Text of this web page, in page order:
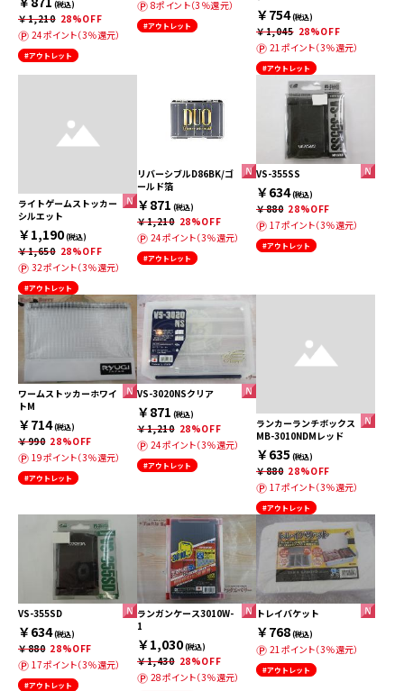
(税込)
￥1,210 28%OFF
24ポイント（3％還元）
#アウトレット
8ポイント（3％還元）
#アウトレット
￥754(税込)
￥1,045 28%OFF
21ポイント（3％還元）
#アウトレット
ライトゲームストッカー
シルエット
￥1,190(税込)
￥1,650 28%OFF
32ポイント（3％還元）
#アウトレット
リバーシブルD86BK/ゴ
ールド箔
￥871 (税込)
￥1,210 28%OFF
24ポイント（3％還元）
#アウトレット
VS-355SS
￥634(税込)
￥880 28%OFF
17ポイント（3％還元）
#アウトレット
ワームストッカーホワイ
トM
￥714(税込)
￥990 28%OFF
19ポイント（3％還元）
#アウトレット
VS-3020NSクリア
￥871 (税込)
￥1,210 28%OFF
24ポイント（3％還元）
#アウトレット
ランカーランチボックス
MB-3010NDMレッド
￥635 (税込)
￥880 28%OFF
17ポイント（3％還元）
#アウトレット
VS-355SD
￥634(税込)
￥880 28%OFF
17ポイント（3％還元）
#アウトレット
ランガンケース3010W-
1
￥1,030(税込)
￥1,430 28%OFF
28ポイント（3％還元）
トレイバケット
￥768(税込)
21ポイント（3％還元）
#アウトレット